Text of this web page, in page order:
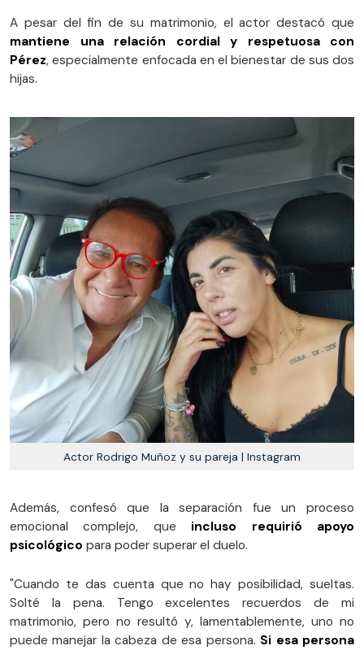
A pesar del fin de su matrimonio, el actor destacó que
mantiene una relación cordial y respetuosa con
Pérez, especialmente enfocada en el bienestar de sus dos
hijas.
Actor Rodrigo Muñoz y su pareja | Instagram
Además, confesó que la separación fue un proceso
emocional complejo, que incluso requirió apoyo
psicológico para poder superar el duelo.
"Cuando te das cuenta que no hay posibilidad, sueltas.
Solté la pena. Tengo excelentes recuerdos de mi
matrimonio, pero no resultó y, lamentablemente, uno no
puede manejar la cabeza de esa persona. Si esa persona